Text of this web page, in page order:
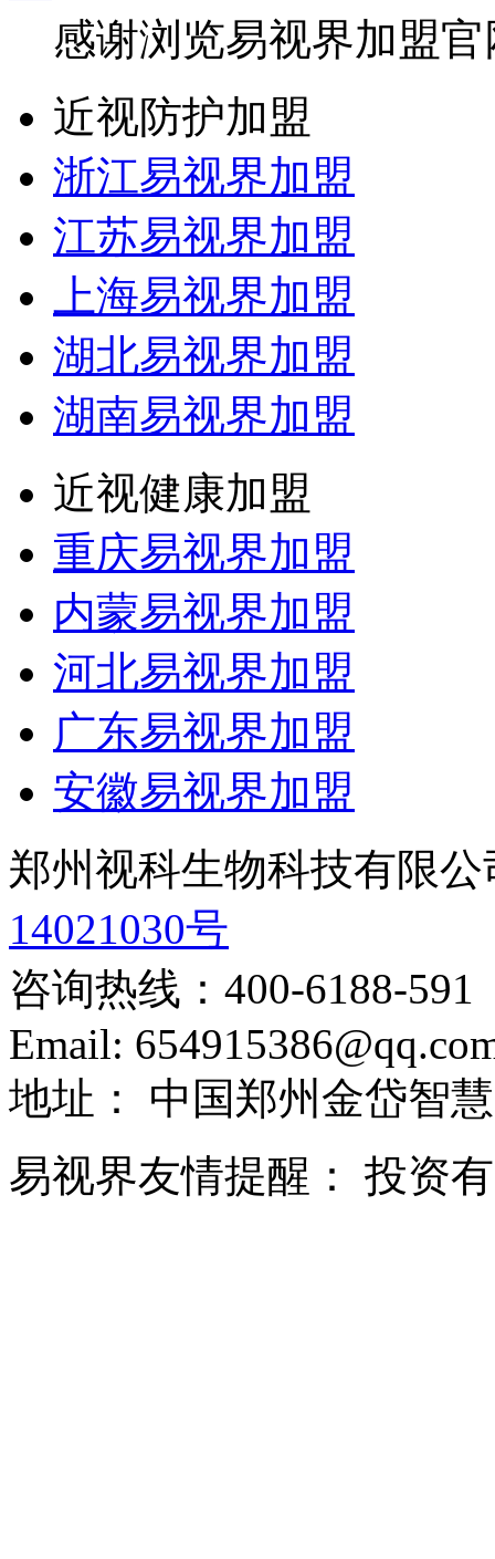
感谢浏览易视界加盟官
近视防护加盟
浙江易视界加盟
江苏易视界加盟
上海易视界加盟
湖北易视界加盟
湖南易视界加盟
近视健康加盟
重庆易视界加盟
内蒙易视界加盟
河北易视界加盟
广东易视界加盟
安徽易视界加盟
郑州视科生物科技有限
14021030号
咨询热线： 400-6188-591
Email:
地址：
中国郑州金岱智
易视界友情提醒：
投资